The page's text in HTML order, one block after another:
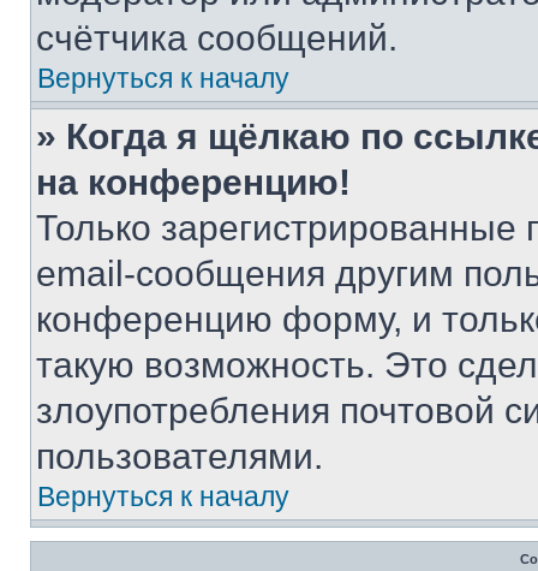
счётчика сообщений.
Вернуться к началу
» Когда я щёлкаю по
на конференцию!
Только зарегистрированные
email-сообщения другим
конференцию форму, и
такую возможность. Это
злоупотребления почтовой
пользователями.
Вернуться к началу